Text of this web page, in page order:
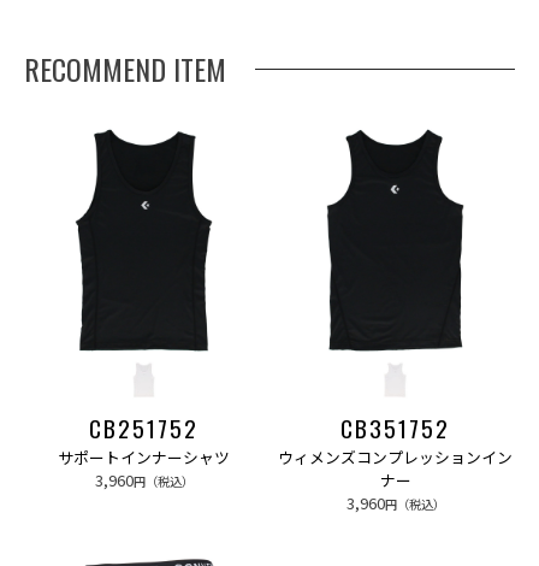
RECOMMEND ITEM
CB251752
サポートインナーシャツ
3,960円（税込）
CB351752
ウィメンズコンプレッションイン
ナー
3,960円（税込）